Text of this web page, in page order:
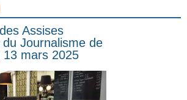
Assises
Journalisme de
13 mars 2025